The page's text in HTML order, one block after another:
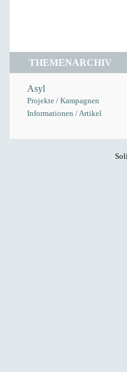
THEMENARCHIV
Asyl
Projekte / Kampagnen
Informationen / Artikel